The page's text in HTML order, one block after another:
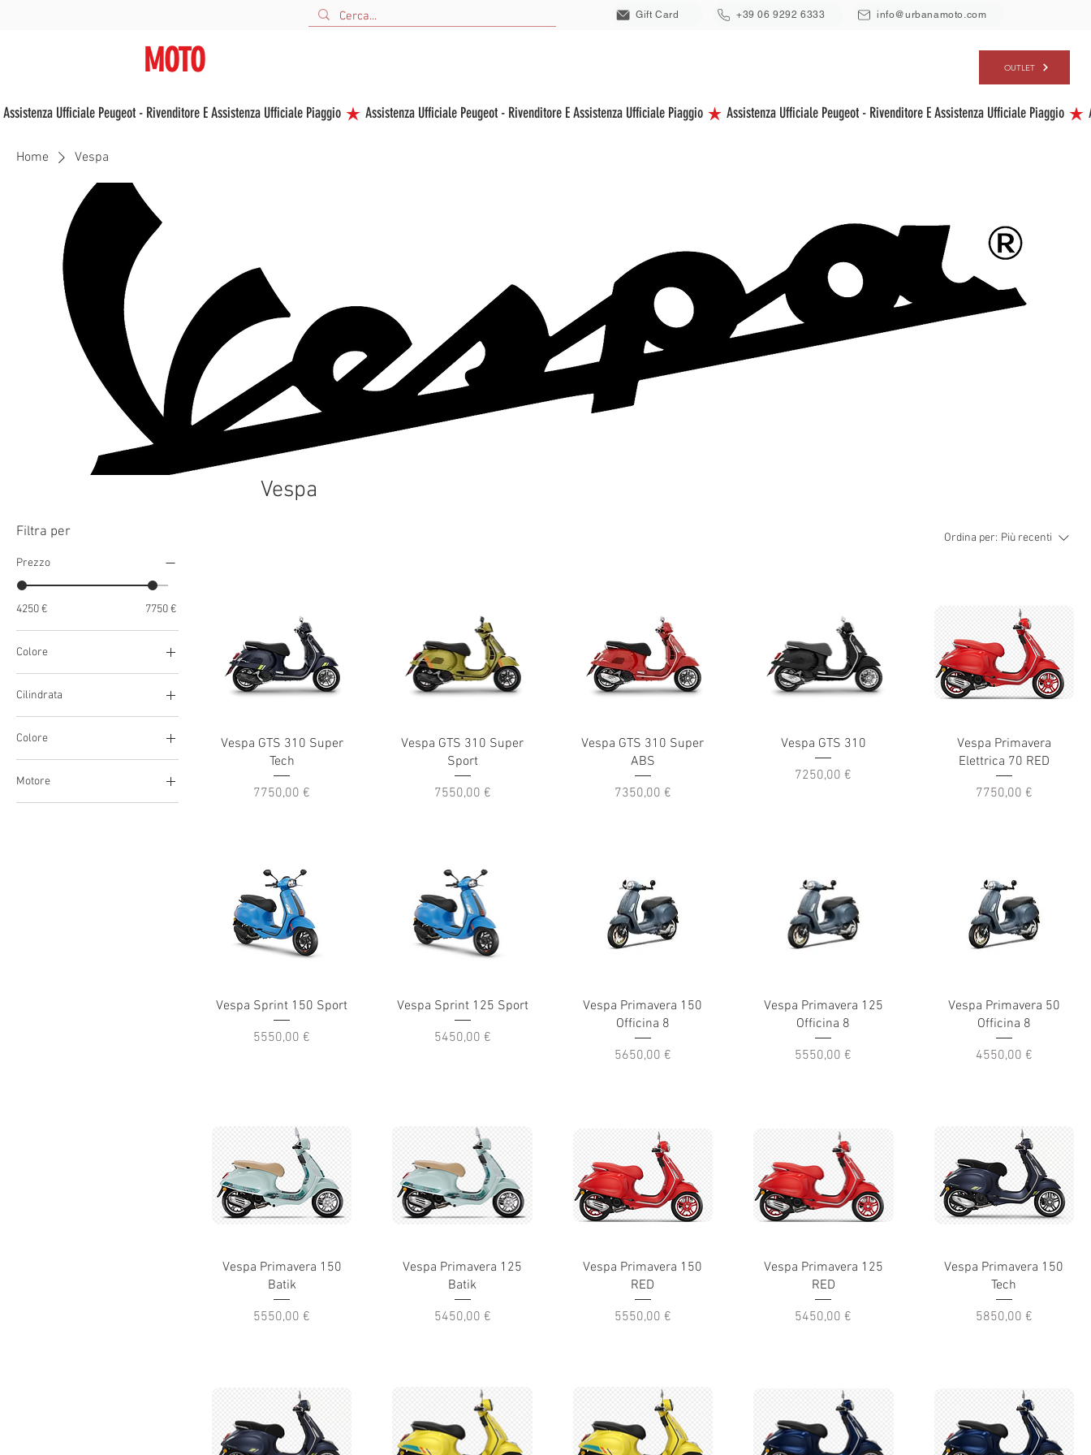
Gift Card +39 06 9292 6333 info@urbanamoto.com
MOTO OUTLET
Assistenza Ufficiale Peugeot - Rivenditore E Assistenza Ufficiale Piaggio
Home Vespa
Vespa
Filtra per
Prezzo
4250 € 7750 €
Colore
Cilindrata
125cc
150cc
310cc
50cc
Colore
RED
Motore
45
Ordina per: Più recenti
Vespa GTS 310 Super
Tech
Prezzo
7750,00 €
Vespa GTS 310 Super
Sport
Prezzo
7550,00 €
Vespa GTS 310 Super
ABS
Prezzo
7350,00 €
Vespa GTS 310
Prezzo
7250,00 €
Vespa Primavera
Elettrica 70 RED
Prezzo
7750,00 €
Vespa Sprint 150 Sport
Prezzo
5550,00 €
Vespa Sprint 125 Sport
Prezzo
5450,00 €
Vespa Primavera 150
Officina 8
Prezzo
5650,00 €
Vespa Primavera 125
Officina 8
Prezzo
5550,00 €
Vespa Primavera 50
Officina 8
Prezzo
4550,00 €
Vespa Primavera 150
Batik
Prezzo
5550,00 €
Vespa Primavera 125
Batik
Prezzo
5450,00 €
Vespa Primavera 150
RED
Prezzo
5550,00 €
Vespa Primavera 125
RED
Prezzo
5450,00 €
Vespa Primavera 150
Tech
Prezzo
5850,00 €